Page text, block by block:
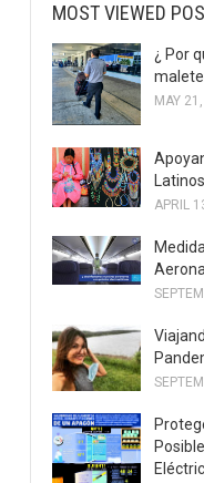
MOST VIEWED
¿ Por
MAY
Latinos
APRIL